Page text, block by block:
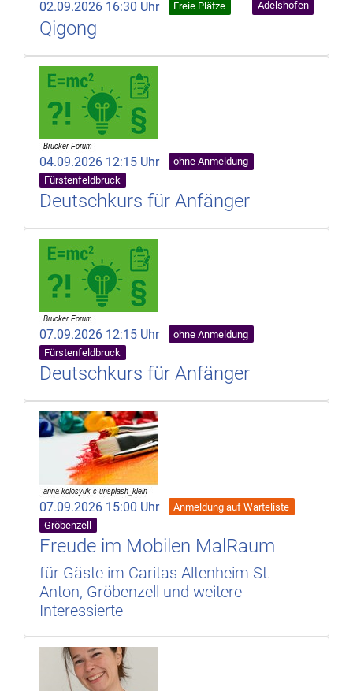
02.09.2026 16:30 Uhr Freie Plätze Adelshofen
Qigong
04.09.2026 12:15 Uhr
ohne Anmeldung
Fürstenfeldbruck
Deutschkurs für Anfänger
07.09.2026 12:15 Uhr
ohne Anmeldung
Fürstenfeldbruck
Deutschkurs für Anfänger
07.09.2026 15:00 Uhr
Anmeldung auf Warteliste
Gröbenzell
Freude im Mobilen MalRaum
für Gäste im Caritas Altenheim St.
Anton, Gröbenzell und weitere
Interessierte